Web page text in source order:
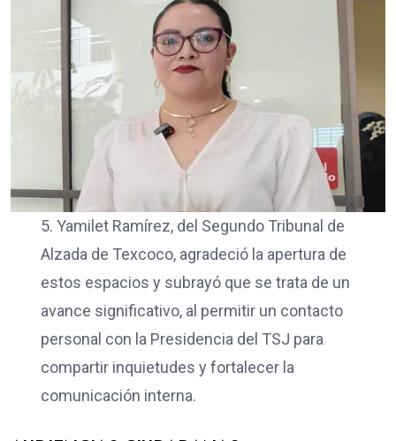
5. Yamilet Ramírez, del Segundo Tribunal de
Alzada de Texcoco, agradeció la apertura de
estos espacios y subrayó que se trata de un
avance significativo, al permitir un contacto
personal con la Presidencia del TSJ para
compartir inquietudes y fortalecer la
comunicación interna.